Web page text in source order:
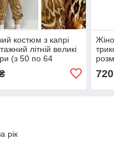
костюм з капрі
літній великі
(з 50 по 64
720
рік